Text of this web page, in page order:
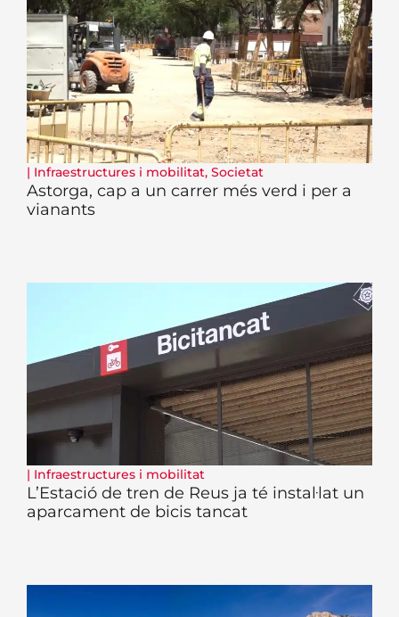
| Infraestructures i mobilitat, Societat
Astorga, cap a un carrer més verd i per a
vianants
| Infraestructures i mobilitat
L’Estació de tren de Reus ja té instal·lat un
aparcament de bicis tancat